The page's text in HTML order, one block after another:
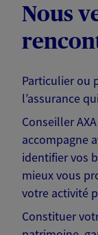
Nous
Particulier ou
l’assurance
Conseiller
accompagne
identifier vos
mieux vous
votre activité
Constituer